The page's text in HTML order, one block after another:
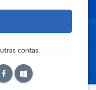
contas: